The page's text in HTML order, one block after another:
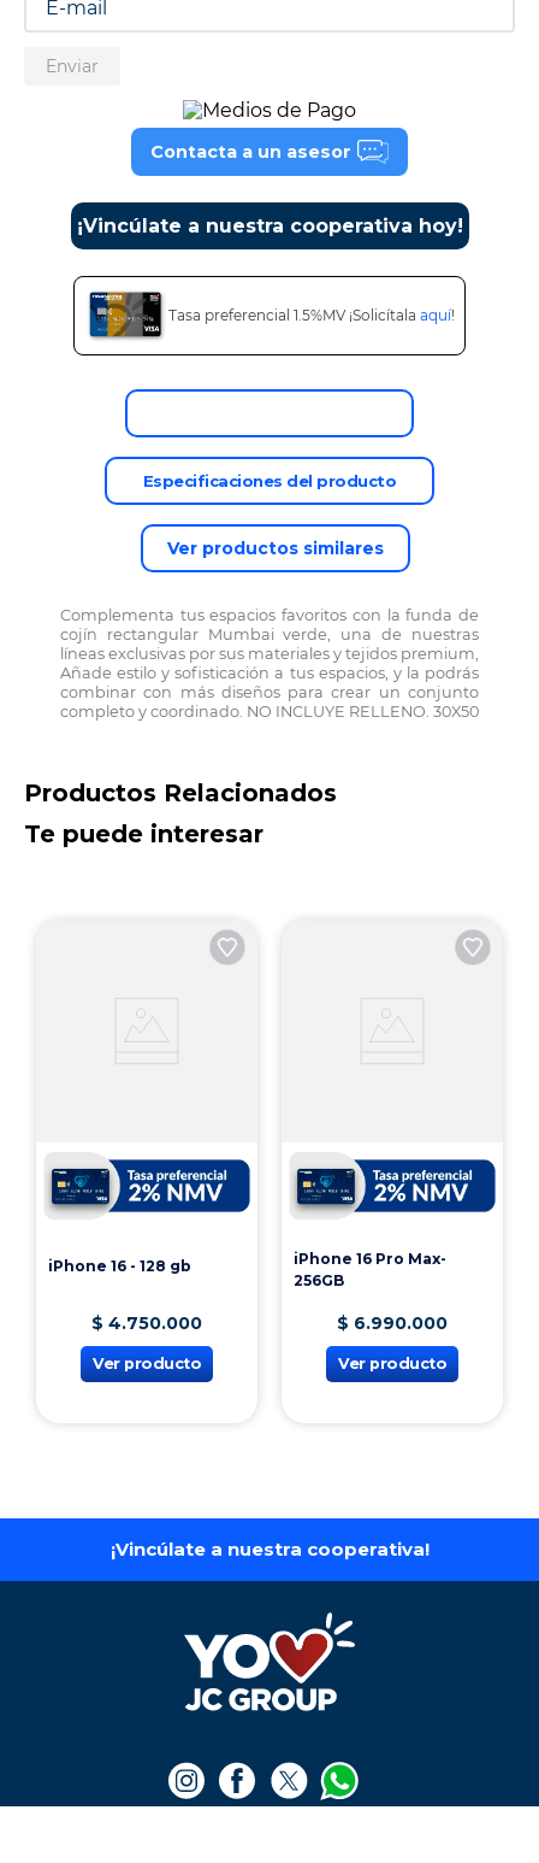
Enviar
Contacta a un asesor
¡Vincúlate a nuestra cooperativa hoy!
Tasa preferencial 1.5%MV ¡Solicítala aquí!
Especificaciones del producto
Ver productos similares
Complementa tus espacios favoritos con la funda de
cojín rectangular Mumbai verde, una de nuestras
líneas exclusivas por sus materiales y tejidos premium,
Añade estilo y sofisticación a tus espacios, y la podrás
combinar con más diseños para crear un conjunto
completo y coordinado. NO INCLUYE RELLENO. 30X50
Productos Relacionados
Te puede interesar
iPhone 16 - 128 gb
$ 4.750.000
Ver producto
iPhone 16 Pro Max-
256GB
$ 6.990.000
Ver producto
¡Vincúlate a nuestra cooperativa!